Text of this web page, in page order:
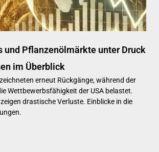
und Pflanzenölmärkte unter Druck
im Überblick
erneut Rückgänge, während der
Wettbewerbsfähigkeit der USA belastet.
drastische Verluste. Einblicke in die